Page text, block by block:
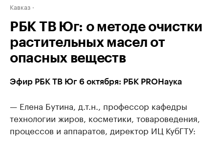
Кавказ
РБК ТВ Юг: о методе очистки
растительных масел от
опасных веществ
Эфир РБК ТВ Юг 6 октября: РБК PROНаука
— Елена Бутина, д.т.н., профессор кафедры
технологии жиров, косметики, товароведения,
процессов и аппаратов, директор ИЦ КубГТУ: